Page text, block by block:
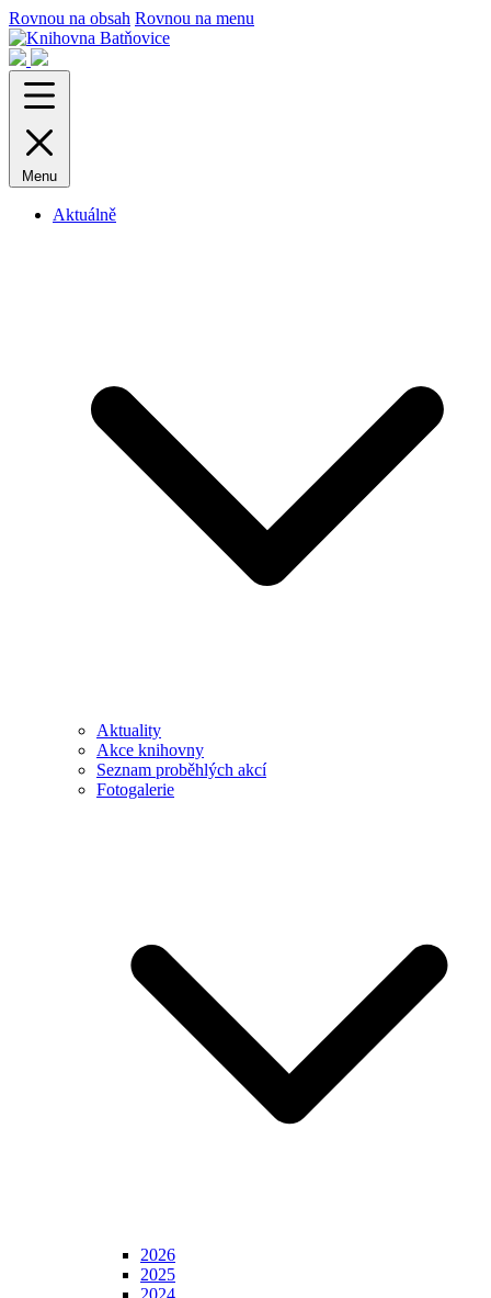
Rovnou na obsah Rovnou na menu
Menu
Aktuálně
Aktuality
Akce knihovny
Seznam proběhlých akcí
Fotogalerie
2026
2025